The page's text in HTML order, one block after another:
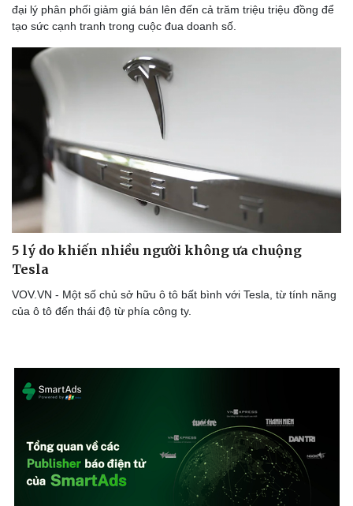
đại lý phân phối giảm giá bán lên đến cả trăm triệu triệu đồng để
tạo sức cạnh tranh trong cuộc đua doanh số.
5 lý do khiến nhiều người không ưa chuộng
Tesla
VOV.VN - Một số chủ sở hữu ô tô bất bình với Tesla, từ tính năng
của ô tô đến thái độ từ phía công ty.